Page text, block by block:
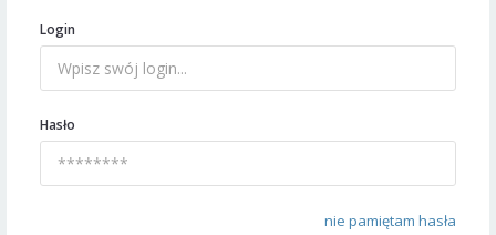
Login
Hasło
nie pamiętam hasła